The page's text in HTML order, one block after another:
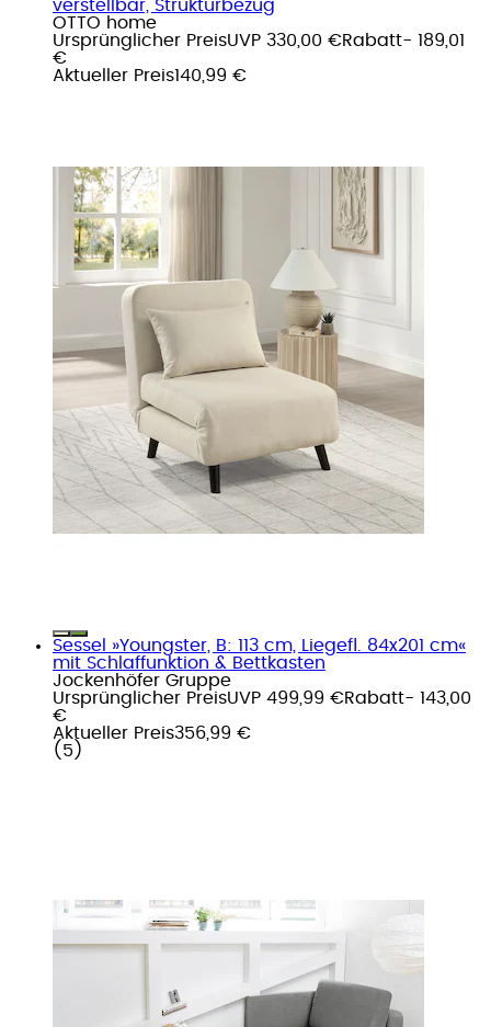
verstellbar, Strukturbezug
OTTO home
Ursprünglicher PreisUVP 330,00 €Rabatt- 189,01
€
Aktueller Preis140,99 €
Sessel »Youngster, B: 113 cm, Liegefl. 84x201 cm«
mit Schlaffunktion & Bettkasten
Jockenhöfer Gruppe
Ursprünglicher PreisUVP 499,99 €Rabatt- 143,00
€
Aktueller Preis356,99 €
( 5 )